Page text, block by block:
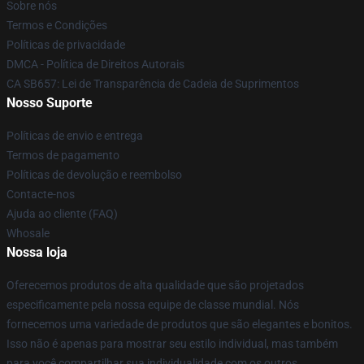
Sobre nós
Termos e Condições
Políticas de privacidade
DMCA - Política de Direitos Autorais
CA SB657: Lei de Transparência de Cadeia de Suprimentos
Nosso Suporte
Políticas de envio e entrega
Termos de pagamento
Políticas de devolução e reembolso
Contacte-nos
Ajuda ao cliente (FAQ)
Whosale
Nossa loja
Oferecemos produtos de alta qualidade que são projetados
especificamente pela nossa equipe de classe mundial. Nós
fornecemos uma variedade de produtos que são elegantes e bonitos.
Isso não é apenas para mostrar seu estilo individual, mas também